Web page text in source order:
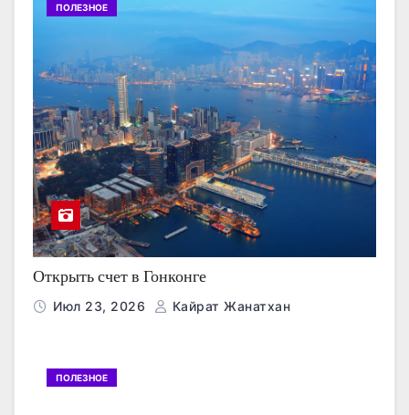
ПОЛЕЗНОЕ
Открыть счет в Гонконге
Июл 23, 2026 Кайрат Жанатхан
ПОЛЕЗНОЕ